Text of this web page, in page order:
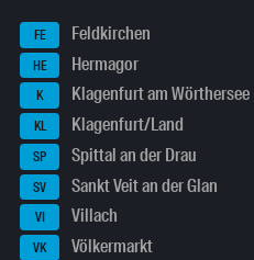
FE Feldkirchen
HE Hermagor
K Klagenfurt am Wörthersee
KL Klagenfurt/Land
SP Spittal an der Drau
SV Sankt Veit an der Glan
VI Villach
VK Völkermarkt